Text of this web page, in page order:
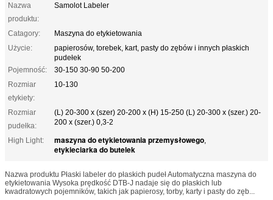
Nazwa
produktu:
Samolot Labeler
Catagory:
Maszyna do etykietowania
Użycie:
papierosów, torebek, kart, pasty do zębów i innych płaskich
pudełek
Pojemność:
30-150 30-90 50-200
Rozmiar
etykiety:
10-130
Rozmiar
pudełka:
(L) 20-300 x (szer) 20-200 x (H) 15-250 (L) 20-300 x (szer.) 20-
200 x (szer.) 0,3-2
High Light: maszyna do etykietowania przemysłowego,
etykieciarka do butelek
Nazwa produktu Płaski labeler do płaskich pudeł Automatyczna maszyna do
etykietowania Wysoka prędkość DTB-J nadaje się do płaskich lub
kwadratowych pojemników, takich jak papierosy, torby, karty i pasty do zęb...